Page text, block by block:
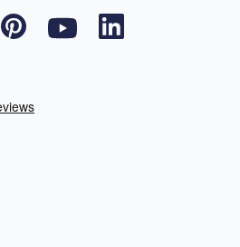
PinterestYouTubeLinkedIn